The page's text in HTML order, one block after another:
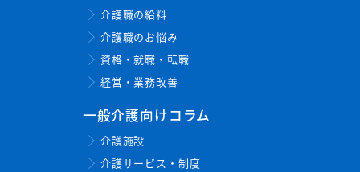
介護職の給料
介護職のお悩み
資格・就職・転職
経営・業務改善
一般介護向けコラム
介護施設
介護サービス・制度